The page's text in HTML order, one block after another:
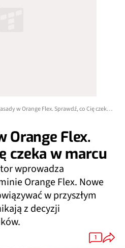
Nowe zasady w Orange Flex. Sprawdź, co Cię czeka w marcu
Orange Flex.
czeka w marcu
wprowadza
Orange Flex. Nowe
w przyszłym
z decyzji
1